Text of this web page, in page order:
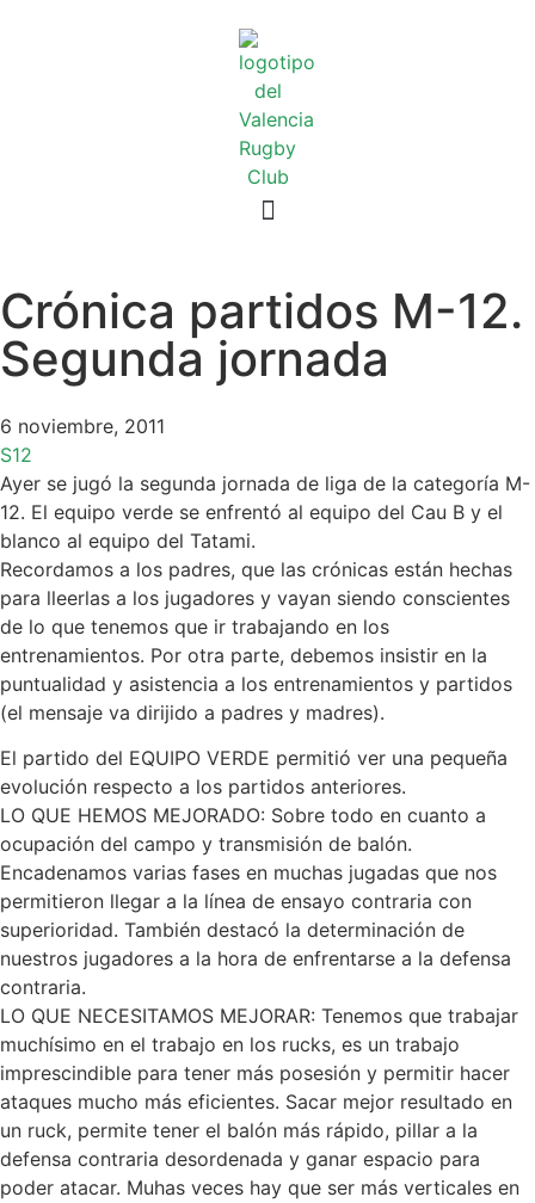
Crónica partidos M-12.
Segunda jornada
6 noviembre, 2011
S12
Ayer se jugó la segunda jornada de liga de la categoría M-
12. El equipo verde se enfrentó al equipo del Cau B y el
blanco al equipo del Tatami.
Recordamos a los padres, que las crónicas están hechas
para lleerlas a los jugadores y vayan siendo conscientes
de lo que tenemos que ir trabajando en los
entrenamientos. Por otra parte, debemos insistir en la
puntualidad y asistencia a los entrenamientos y partidos
(el mensaje va dirijido a padres y madres).
El partido del EQUIPO VERDE permitió ver una pequeña
evolución respecto a los partidos anteriores.
LO QUE HEMOS MEJORADO: Sobre todo en cuanto a
ocupación del campo y transmisión de balón.
Encadenamos varias fases en muchas jugadas que nos
permitieron llegar a la línea de ensayo contraria con
superioridad. También destacó la determinación de
nuestros jugadores a la hora de enfrentarse a la defensa
contraria.
LO QUE NECESITAMOS MEJORAR: Tenemos que trabajar
muchísimo en el trabajo en los rucks, es un trabajo
imprescindible para tener más posesión y permitir hacer
ataques mucho más eficientes. Sacar mejor resultado en
un ruck, permite tener el balón más rápido, pillar a la
defensa contraria desordenada y ganar espacio para
poder atacar. Muhas veces hay que ser más verticales en